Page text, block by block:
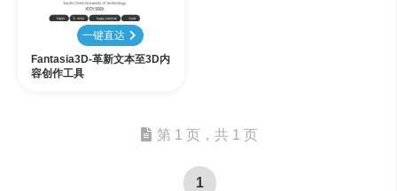
一键直达
Fantasia3D-革新文本至3D内
容创作工具
第 1 页，共 1 页
1